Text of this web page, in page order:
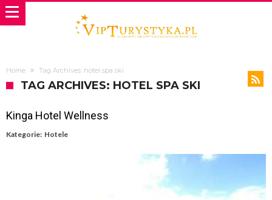
Home Tag Archives: hotel spa ski
TAG ARCHIVES: HOTEL SPA SKI
Kinga Hotel Wellness
Kategorie: Hotele